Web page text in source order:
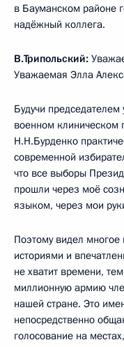
в Бауманском районе
надёжный коллега.
В.Трипольский:
Уважаемая Элла
Будучи
военном клиническом
Н.Н.Бурденко
современной
что все выборы
прошли через моё
языком, через мои
Поэтому видел многое
историями и
не хватит времени,
миллионную армию
нашей стране. Это
непосредственно
голосование на